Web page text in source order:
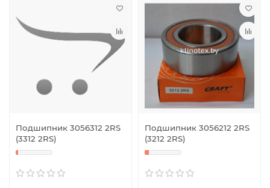
Подшипник 3056312 2RS
(3312 2RS)
Подшипник 3056212 2RS
(3212 2RS)